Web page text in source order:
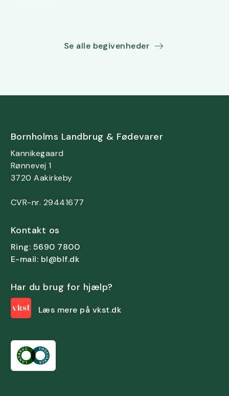
Se alle begivenheder
Bornholms Landbrug & Fødevarer
Kannikegaard
Rønnevej 1
3720 Aakirkeby
CVR-nr. 29441677
Kontakt os
Ring: 5690 7800
E-mail: bl@blf.dk
Har du brug for hjælp?
Læs mere på vkst.dk